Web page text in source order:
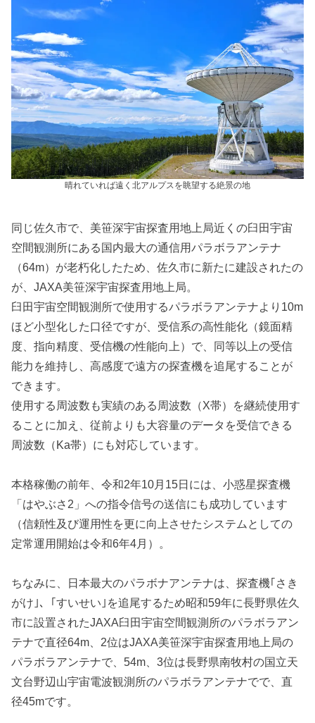
晴れていれば遠く北アルプスを眺望する絶景の地
同じ佐久市で、美笹深宇宙探査用地上局近くの臼田宇宙
空間観測所にある国内最大の通信用パラボラアンテナ
（64m）が老朽化したため、佐久市に新たに建設されたの
が、JAXA美笹深宇宙探査用地上局。
臼田宇宙空間観測所で使用するパラボラアンテナより10m
ほど小型化した口径ですが、受信系の高性能化（鏡面精
度、指向精度、受信機の性能向上）で、同等以上の受信
能力を維持し、高感度で遠方の探査機を追尾することが
できます。
使用する周波数も実績のある周波数（X帯）を継続使用す
ることに加え、従前よりも大容量のデータを受信できる
周波数（Ka帯）にも対応しています。
本格稼働の前年、令和2年10月15日には、小惑星探査機
「はやぶさ2」への指令信号の送信にも成功しています
（信頼性及び運用性を更に向上させたシステムとしての
定常運用開始は令和6年4月）。
ちなみに、日本最大のパラボナアンテナは、探査機｢さき
がけ｣、｢すいせい｣を追尾するため昭和59年に長野県佐久
市に設置されたJAXA臼田宇宙空間観測所のパラボラアン
テナで直径64m、2位はJAXA美笹深宇宙探査用地上局の
パラボラアンテナで、54m、3位は長野県南牧村の国立天
文台野辺山宇宙電波観測所のパラボラアンテナでで、直
径45mです。